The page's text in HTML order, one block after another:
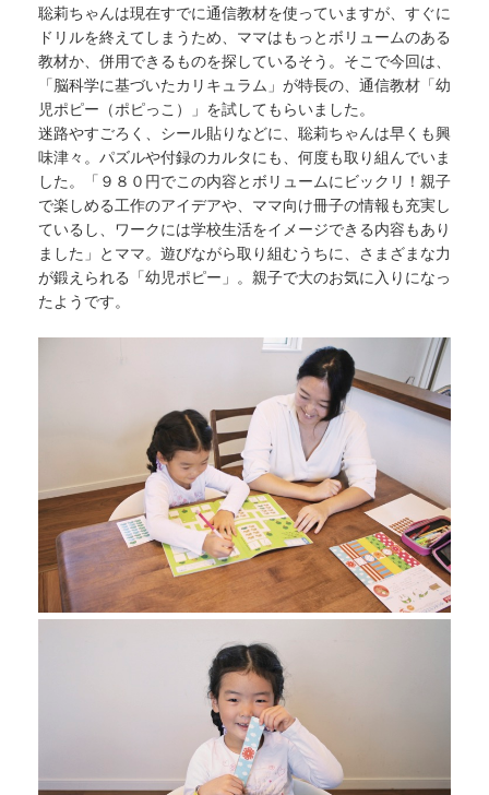
聡莉ちゃんは現在すでに通信教材を使っていますが、すぐに
ドリルを終えてしまうため、ママはもっとボリュームのある
教材か、併用できるものを探しているそう。そこで今回は、
「脳科学に基づいたカリキュラム」が特長の、通信教材「幼
児ポピー（ポピっこ）」を試してもらいました。
迷路やすごろく、シール貼りなどに、聡莉ちゃんは早くも興
味津々。パズルや付録のカルタにも、何度も取り組んでいま
した。「９８０円でこの内容とボリュームにビックリ！親子
で楽しめる工作のアイデアや、ママ向け冊子の情報も充実し
ているし、ワークには学校生活をイメージできる内容もあり
ました」とママ。遊びながら取り組むうちに、さまざまな力
が鍛えられる「幼児ポピー」。親子で大のお気に入りになっ
たようです。